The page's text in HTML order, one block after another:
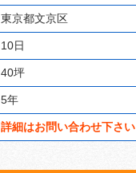
東京都文京区
10日
40坪
5年
詳細はお問い合わせ下さい